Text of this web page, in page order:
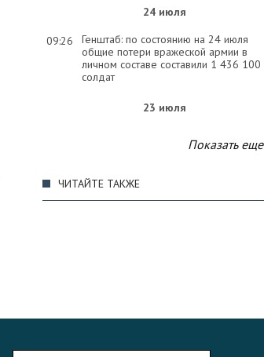
24 июля
09:26
Генштаб: по состоянию на 24 июля
общие потери вражеской армии в
личном составе составили 1 436 100
солдат
23 июля
общие потери вражеской армии в
22 июля
личном составе составили 1 431 900
Показать еще
ЧИТАЙТЕ ТАКЖЕ